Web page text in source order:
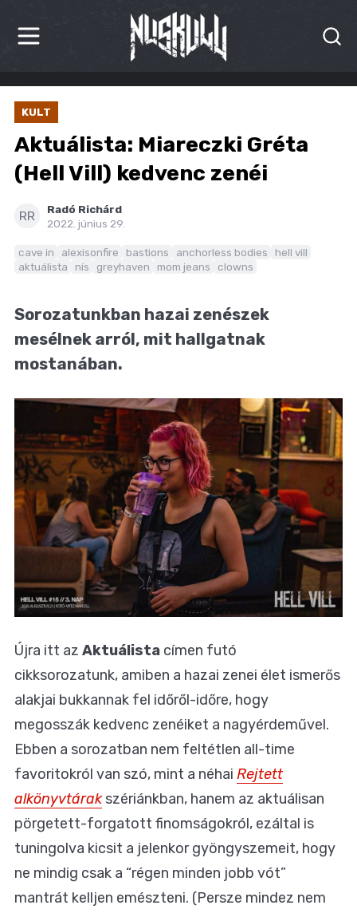
HÍREK
KRITIKÁK
BESZÁMOLÓK
KULT
MÁSVILÁG
BLOG
KULT
Aktuálista: Miareczki Gréta
(Hell Vill) kedvenc zenéi
RR
Radó Richárd
2022. június 29.
cave in alexisonfire bastions anchorless bodies
hell vill
aktuálista
nís greyhaven mom jeans clowns
Sorozatunkban hazai zenészek
mesélnek arról, mit hallgatnak
mostanában.
Újra itt az Aktuálista címen futó
cikksorozatunk, amiben a hazai zenei élet ismerős
alakjai bukkannak fel időről-időre, hogy
megosszák kedvenc zenéiket a nagyérdeművel.
Ebben a sorozatban nem feltétlen all-time
favoritokról van szó, mint a néhai Rejtett
alkönyvtárakszériánkban, hanem az aktuálisan
pörgetett-forgatott finomságokról, ezáltal is
tuningolva kicsit a jelenkor gyöngyszemeit, hogy
ne mindig csak a “régen minden jobb vót”
mantrát kelljen emészteni. (Persze mindez nem